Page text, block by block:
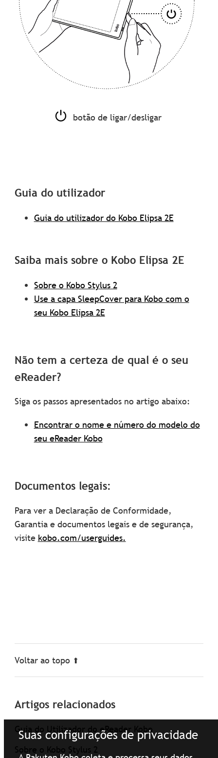
Suas configurações de privacidade
botão de ligar/desligar
Guia do utilizador
Guia do utilizador do Kobo Elipsa 2E
Saiba mais sobre o Kobo Elipsa 2E
Sobre o Kobo Stylus 2
Use a capa SleepCover para Kobo com o
seu Kobo Elipsa 2E
Não tem a certeza de qual é o seu
eReader?
Siga os passos apresentados no artigo abaixo:
Encontrar o nome e número do modelo do
seu eReader Kobo
Documentos legais:
Para ver a Declaração de Conformidade,
Garantia e documentos legais e de segurança,
visite kobo.com/userguides.
Voltar ao topo
Artigos relacionados
Guia do Utilizador do eReader Kobo
Sobre o Kobo Stylus 2